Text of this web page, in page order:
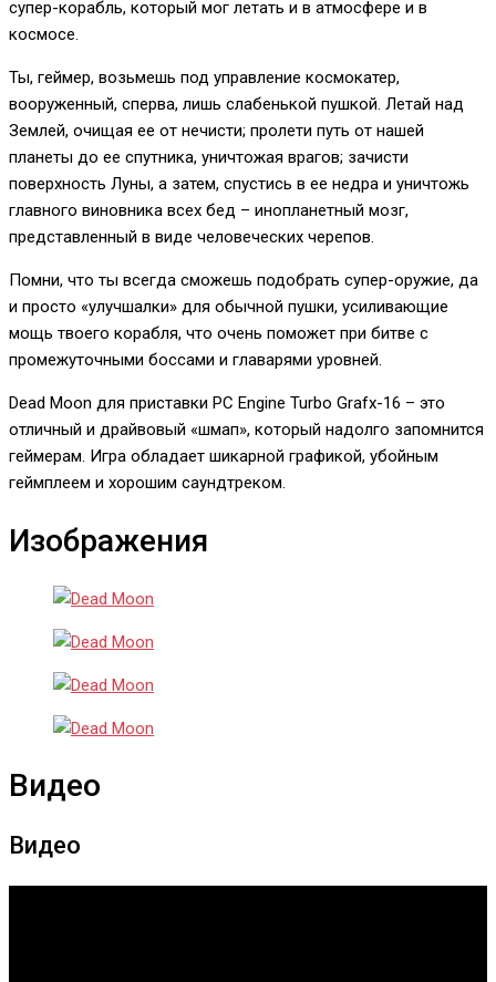
супер-корабль, который мог летать и в атмосфере и в
космосе.
Ты, геймер, возьмешь под управление космокатер,
вооруженный, сперва, лишь слабенькой пушкой. Летай над
Землей, очищая ее от нечисти; пролети путь от нашей
планеты до ее спутника, уничтожая врагов; зачисти
поверхность Луны, а затем, спустись в ее недра и уничтожь
главного виновника всех бед – инопланетный мозг,
представленный в виде человеческих черепов.
Помни, что ты всегда сможешь подобрать супер-оружие, да
и просто «улучшалки» для обычной пушки, усиливающие
мощь твоего корабля, что очень поможет при битве с
промежуточными боссами и главарями уровней.
Dead Moon для приставки PC Engine Turbo Grafx-16 – это
отличный и драйвовый «шмап», который надолго запомнится
геймерам. Игра обладает шикарной графикой, убойным
геймплеем и хорошим саундтреком.
Изображения
Видео
Видео